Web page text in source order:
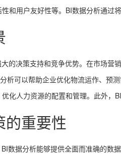
和用户友好性等。BI数据分析通过
的决策支持和竞争优势。在市场营
析可以帮助企业优化物流运作、
化人力资源的配置和管理。此外，
的重要性
数据分析能够提供全面而准确的